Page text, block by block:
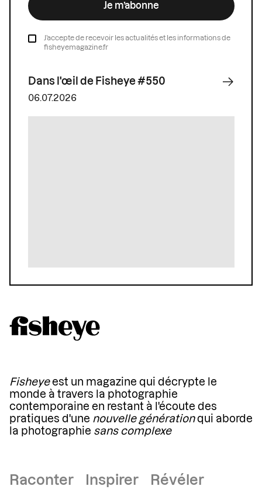
Je m’abonne
J’accepte de recevoir les actualités et les informations de
fisheyemagazine.fr
Dans l'œil de Fisheye #550
06.07.2026
Fisheyeest un magazine qui décrypte le
monde à travers la photographie
contemporaine en restant à l'écoute des
pratiques d'une nouvelle générationqui aborde
la photographie sans complexe
Raconter Inspirer Révéler